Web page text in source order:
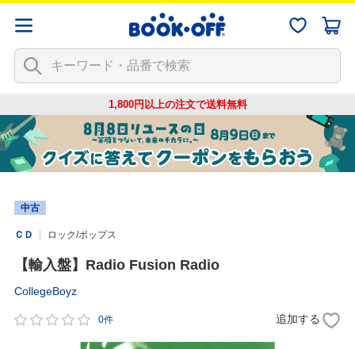
1,800円以上の注文で送料無料
中古
ＣＤ ロック/ポップス
【輸入盤】Radio Fusion Radio
CollegeBoyz
0件 追加する